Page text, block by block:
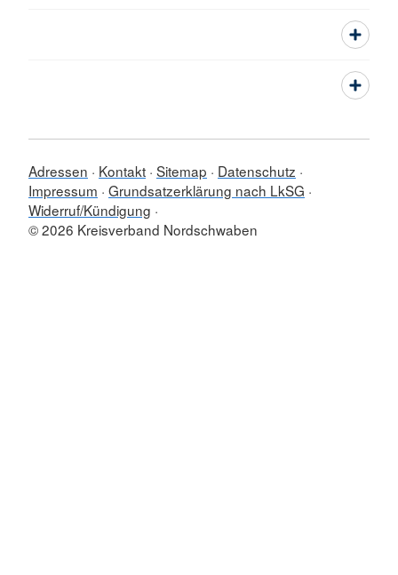
Adressen Kontakt Sitemap
Datenschutz
Impressum Grundsatzerklärung nach LkSG
Widerruf/Kündigung
© 2026 Kreisverband Nordschwaben